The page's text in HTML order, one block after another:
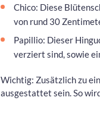
Chico: Diese
von rund 30
Papillio: Dieser
verziert sind, sowie
Wichtig: Zusätzlich zu
ausgestattet sein. So